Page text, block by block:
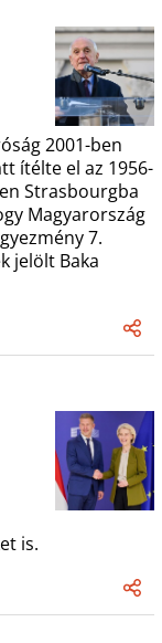
2001-ben
ítélte el az 1956-
Strasbourgba
Magyarország
7.
jelölt Baka
is.